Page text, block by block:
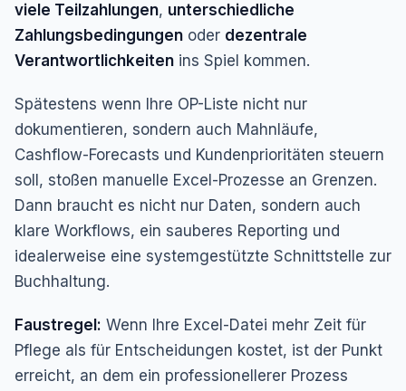
viele Teilzahlungen, unterschiedliche
Zahlungsbedingungen oder dezentrale
Verantwortlichkeiten ins Spiel kommen.
Spätestens wenn Ihre OP-Liste nicht nur
dokumentieren, sondern auch Mahnläufe,
Cashflow-Forecasts und Kundenprioritäten steuern
soll, stoßen manuelle Excel-Prozesse an Grenzen.
Dann braucht es nicht nur Daten, sondern auch
klare Workflows, ein sauberes Reporting und
idealerweise eine systemgestützte Schnittstelle zur
Buchhaltung.
Faustregel: Wenn Ihre Excel-Datei mehr Zeit für
Pflege als für Entscheidungen kostet, ist der Punkt
erreicht, an dem ein professionellerer Prozess